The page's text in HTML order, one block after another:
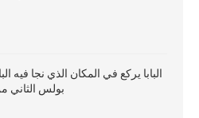
البابا يركع في المكان الذي نجا فيه
بولس الثاني